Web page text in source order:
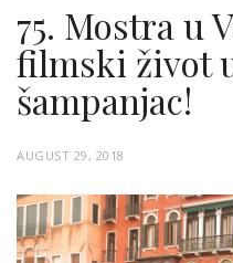
75. Mostra u
filmski život
šampanjac!
P
S
T
AUGUST 29, 2018